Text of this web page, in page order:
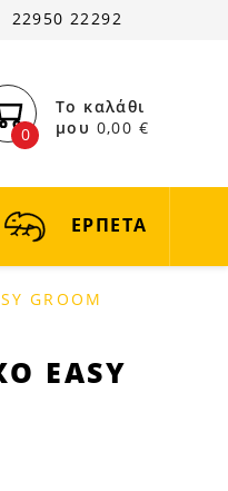
22950 22292
0
Το καλάθι
μου 0,00 €
ΕΡΠΕΤΑ
GROOM
EASY